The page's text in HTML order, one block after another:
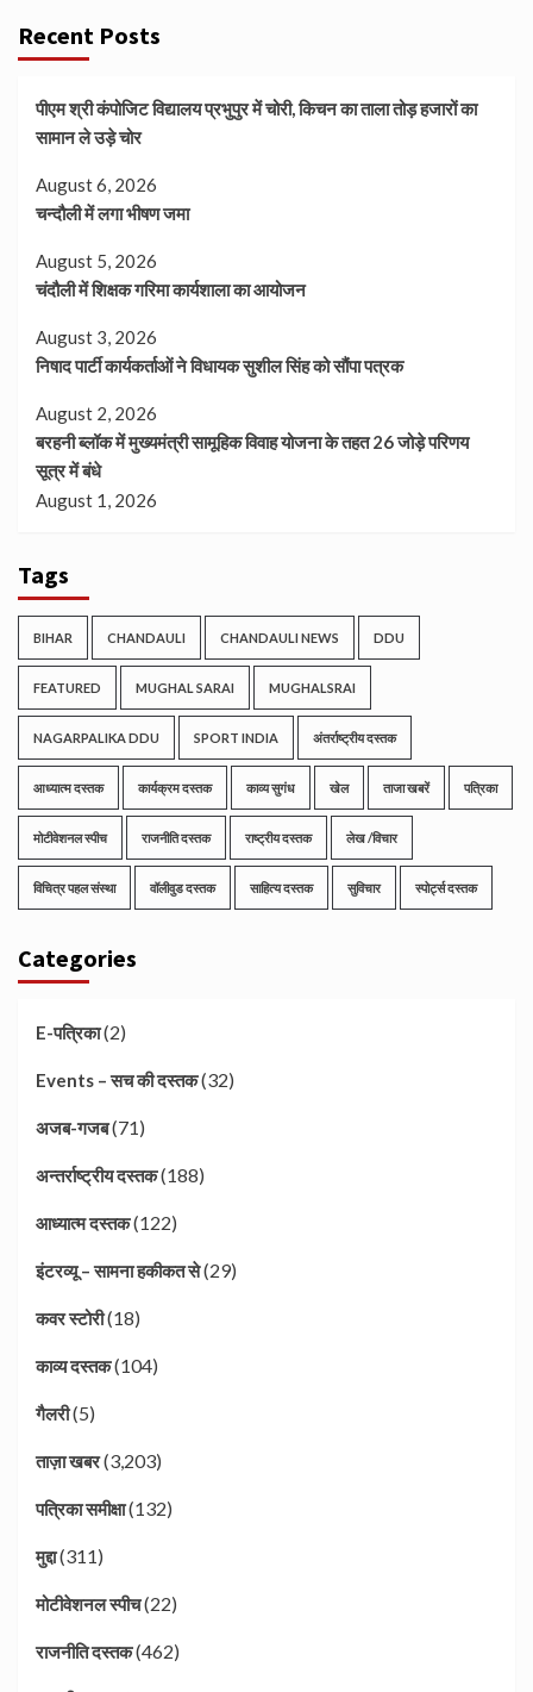
Recent Posts
पीएम श्री कंपोजिट विद्यालय प्रभुपुर में चोरी, किचन का ताला तोड़ हजारों का
सामान ले उड़े चोर
August 6, 2026
चन्दौली में लगा भीषण जमा
August 5, 2026
चंदौली में शिक्षक गरिमा कार्यशाला का आयोजन
August 3, 2026
निषाद पार्टी कार्यकर्ताओं ने विधायक सुशील सिंह को सौंपा पत्रक
August 2, 2026
बरहनी ब्लॉक में मुख्यमंत्री सामूहिक विवाह योजना के तहत 26 जोड़े परिणय
सूत्र में बंधे
August 1, 2026
Tags
BIHAR CHANDAULI CHANDAULI NEWS DDU
FEATURED MUGHAL SARAI MUGHALSRAI
NAGARPALIKA DDU SPORT INDIA अंतर्राष्ट्रीय दस्तक
आध्यात्म दस्तक कार्यक्रम दस्तक काव्य सुगंध खेल ताजा खबरें पत्रिका
मोटीवेशनल स्पीच राजनीति दस्तक राष्ट्रीय दस्तक लेख /विचार
विचित्र पहल संस्था वॉलीवुड दस्तक साहित्य दस्तक सुविचार स्पोर्ट्स दस्तक
Categories
E-पत्रिका(2)
Events – सच की दस्तक(32)
अजब-गजब(71)
अन्तर्राष्ट्रीय दस्तक(188)
आध्यात्म दस्तक(122)
इंटरव्यू – सामना हकीकत से(29)
कवर स्टोरी(18)
काव्य दस्तक(104)
गैलरी(5)
ताज़ा खबर(3,203)
पत्रिका समीक्षा(132)
मुद्दा(311)
मोटीवेशनल स्पीच(22)
राजनीति दस्तक(462)